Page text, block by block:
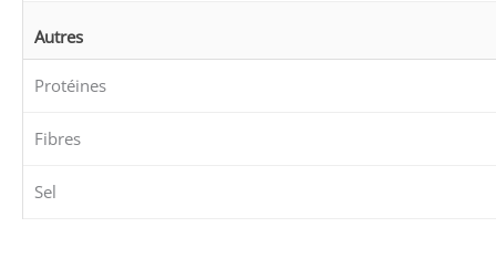
Autres
Protéines
Fibres
Sel